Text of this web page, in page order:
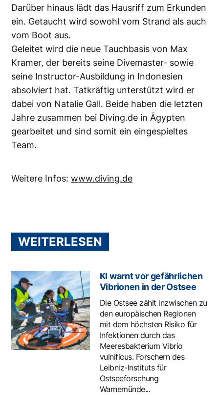
Darüber hinaus lädt das Hausriff zum Erkunden
ein. Getaucht wird sowohl vom Strand als auch
vom Boot aus.
Geleitet wird die neue Tauchbasis von Max
Kramer, der bereits seine Divemaster- sowie
seine Instructor-Ausbildung in Indonesien
absolviert hat. Tatkräftig unterstützt wird er
dabei von Natalie Gall. Beide haben die letzten
Jahre zusammen bei Diving.de in Ägypten
gearbeitet und sind somit ein eingespieltes
Team.
Weitere Infos: www.diving.de
WEITERLESEN
KI warnt vor gefährlichen
Vibrionen in der Ostsee
Die Ostsee zählt inzwischen zu
den europäischen Regionen
mit dem höchsten Risiko für
Infektionen durch das
Meeresbakterium Vibrio
vulnificus. Forschern des
Leibniz-Instituts für
Ostseeforschung
Warnemünde...